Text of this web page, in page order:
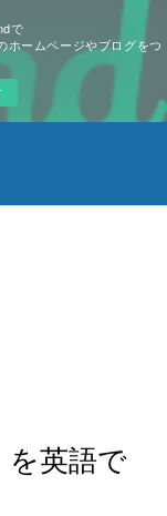
で
ホームページやブログをつ
を英語で